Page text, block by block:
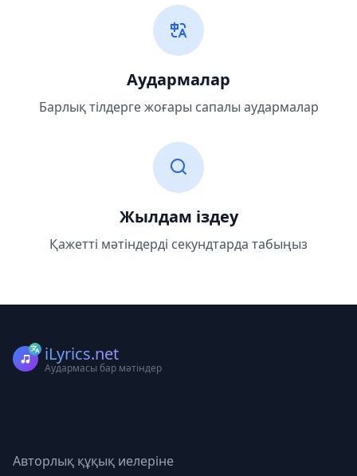
Аудармалар
Барлық тілдерге жоғары сапалы аудармалар
Жылдам іздеу
Қажетті мәтіндерді секундтарда табыңыз
iLyrics.net
Аудармасы бар мәтіндер
Авторлық құқық иелеріне